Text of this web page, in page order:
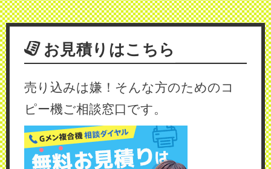
お見積りはこちら
売り込みは嫌！そんな方のためのコ
ピー機ご相談窓口です。